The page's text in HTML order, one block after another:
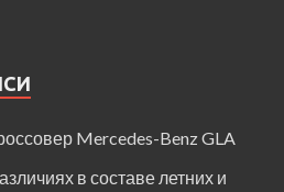
Mercedes-Benz GLA
в составе летних и